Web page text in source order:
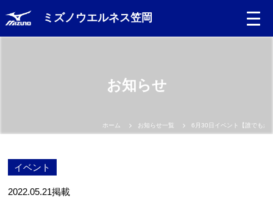
ミズノウエルネス笠岡
お知らせ
ホーム お知らせ一覧 6月30日イベント【誰でもか
イベント
2022.05.21掲載